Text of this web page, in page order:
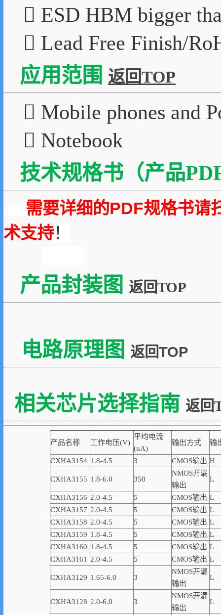
 ESD HBM bigger
 Lead Free Finish/
应用范围 返回TOP
 Mobile phones and
 Notebook
技术规格书（产品
需要详细的PDF规格书请
术支持！
产品封装图 返回TOP
电路原理图 返回TOP
相关芯片选择指南 返回
产品名称 工作电压(V)
平均电流
(uA)
输出方式 输
CXHA3154 1.8-4.5 3 CMOS输出 H
CXHA3155 1.8-6.0 350
NMOS开漏
输出
L
CXHA3156 2.0-4.5 5 CMOS输出 L
CXHA3157 2.0-4.5 5 CMOS输出 L
CXHA3158 2.0-4.5 5 CMOS输出 L
CXHA3159 1.8-4.5 5 CMOS输出 L
CXHA3160 1.8-4.5 5 CMOS输出 L
CXHA3161
2.0-4.5 5 CMOS输出 L
CXHA3129 1.65-6.0 3
NMOS开漏
输出
L
CXHA3128 2.0-6.0 3
NMOS开漏
输出
L